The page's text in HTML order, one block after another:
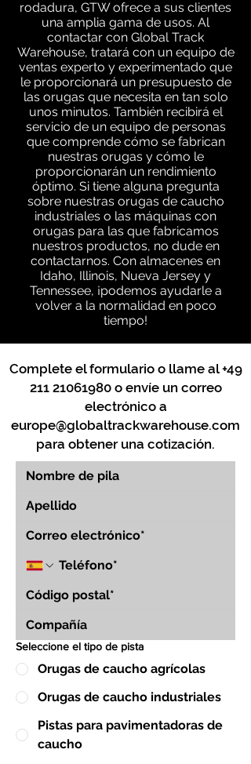
rodadura, GTW ofrece a sus clientes
una amplia gama de usos. Al
contactar con Global Track
Warehouse, tratará con un equipo de
ventas experto y experimentado que
le proporcionará un presupuesto de
las orugas que necesita en tan solo
unos minutos. También recibirá el
servicio de un equipo de personas
que comprende cómo se fabrican
nuestras orugas y cómo le
proporcionarán un rendimiento
óptimo. Si tiene alguna pregunta
sobre nuestras orugas de caucho
industriales o las máquinas con
orugas para las que fabricamos
nuestros productos, no dude en
contactarnos. Con almacenes en
Idaho, Illinois, Nueva Jersey y
Tennessee, ¡podemos ayudarle a
volver a la normalidad en poco
tiempo!
Complete el formulario o llame al+49
211 21061980o envíe un correo
electrónico a
europe@globaltrackwarehouse.com
para obtener una cotización.
Seleccione el tipo de pista
Orugas de caucho agrícolas
Orugas de caucho industriales
Pistas para pavimentadoras de
caucho